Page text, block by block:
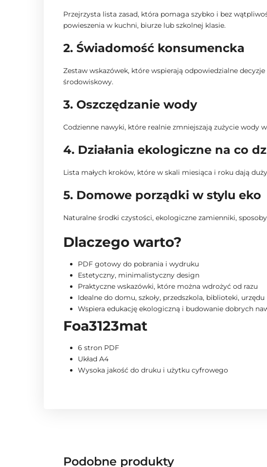
Przejrzysta lista zasad, która pomaga szybko i bez
powieszenia w kuchni, biurze lub szkolnej klasie.
2. Świadomość konsumencka
Zestaw wskazówek, które wspierają odpowiedzialne
środowiskowy.
3. Oszczędzanie wody
Codzienne nawyki, które realnie zmniejszają zużycie wody
4. Działania ekologiczne na co
Lista małych kroków, które w skali miesiąca i roku dają
5. Domowe porządki w stylu eko
Naturalne środki czystości, ekologiczne zamienniki,
Dlaczego warto?
PDF gotowy do pobrania i wydruku
Estetyczny, minimalistyczny design
Praktyczne wskazówki, które można wdrożyć od razu
Idealne do domu, szkoły, przedszkola, biblioteki, urzędu
Wspiera edukację ekologiczną i budowanie dobrych
Foa3123mat
6 stron PDF
Układ A4
Wysoka jakość do druku i użytku cyfrowego
Podobne produkty